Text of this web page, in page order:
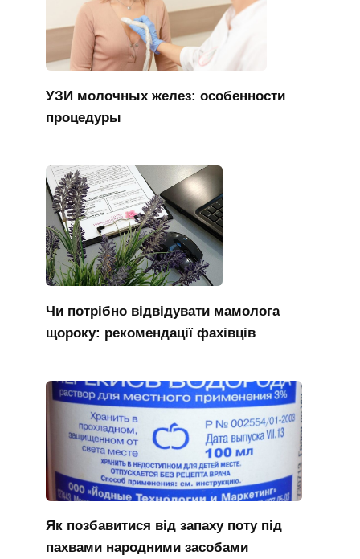
УЗИ молочных желез: особенности
процедуры
Чи потрібно відвідувати мамолога
щороку: рекомендації фахівців
Як позбавитися від запаху поту під
пахвами народними засобами